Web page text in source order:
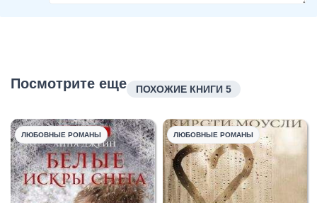
Посмотрите еще ПОХОЖИЕ КНИГИ 5
ЛЮБОВНЫЕ РОМАНЫ ЛЮБОВНЫЕ РОМАНЫ